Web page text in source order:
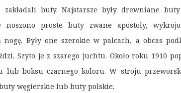
zakładali buty. Najstarsze były drewniane
noszono proste buty zwane apostoły,
Były one szerokie w palcach, a obcas
Szyto je z szarego juchtu. Około roku 1910
lub boksu czarnego koloru. W stroju
węgierskie lub buty polskie.